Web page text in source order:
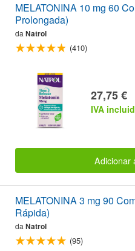
MELATONINA 10 mg 60
Prolongada)
da Natrol
(410)
27,75 €
IVA
Adicionar
MELATONINA 3 mg 90
Rápida)
da Natrol
(95)